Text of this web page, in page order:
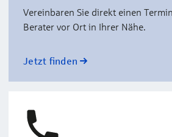
Vereinbaren Sie direkt einen
Berater vor Ort in Ihrer Nähe.
Jetzt finden